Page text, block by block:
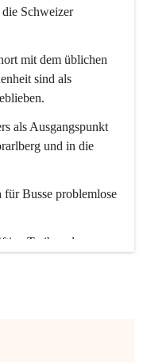
Schweizer
mit dem üblichen
sind als
als Ausgangspunkt
und in die
Busse problemlose
Treiben der